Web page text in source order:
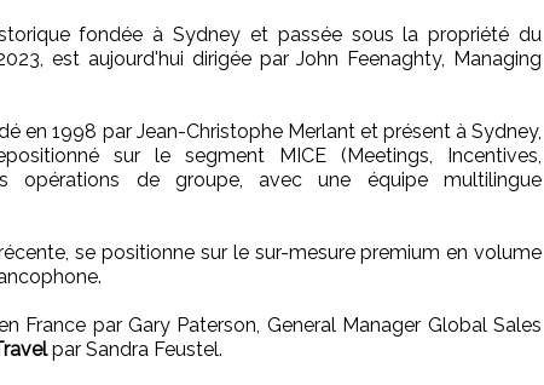
fondée à Sydney et passée sous la propriété du
est aujourd'hui dirigée par John Feenaghty, Managing
en 1998 par Jean-Christophe Merlant et présent à Sydney,
sur le segment MICE (Meetings, Incentives,
opérations de groupe, avec une équipe multilingue
se positionne sur le sur-mesure premium en volume
France par Gary Paterson, General Manager Global Sales
par Sandra Feustel.